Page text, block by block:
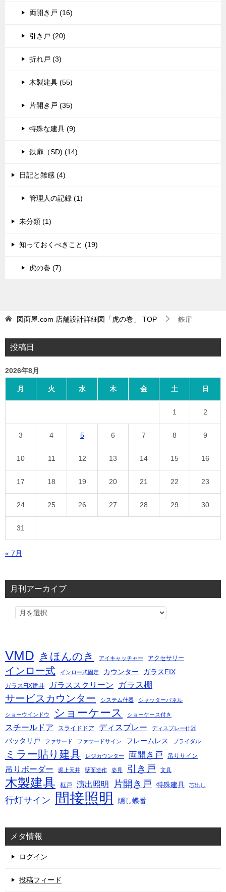
両開き戸 (16)
引き戸 (20)
折れ戸 (3)
木製建具 (55)
片開き戸 (35)
特殊な建具 (9)
鉄扉（SD) (14)
日記と雑感 (4)
管理人の記録 (1)
未分類 (1)
知っておくべきこと (19)
虎の巻 (7)
図面屋.com 店舗設計詳細図「虎の巻」 TOP 鉄扉
投稿日
2026年8月
月 火 水 木 金 土 日
1 2
3 4 5 6 7 8 9
10 11 12 13 14 15 16
17 18 19 20 21 22 23
24 25 26 27 28 29 30
31
« 7月
月刊アーカイブ
VMD きほんのき アイキャッチャー アクセサリー
インロー式 インロー式固定 カウンター ガラスFIX
ガラスFIX建具 ガラススクリーン ガラス棚
サービスカウンター システム什器 シャッターパネル
ショーウインドウ ショーケース ショーケース付き
スチールドア スライドドア ディスプレー ディスプレー什器
バッタリ戸 ファサード ファサードサイン フレームレス ブライダル
ミラー貼り建具 レジカウンター 両開き戸 吊りサイン
吊りボーダー 堀上天井 壁面造作 姿見 引き戸 文具
木製建具 框戸 演出照明 片開き戸 特殊建具 芯出し
行灯サイン 間接照明 隠し蝶番
メタ情報
ログイン
投稿フィード